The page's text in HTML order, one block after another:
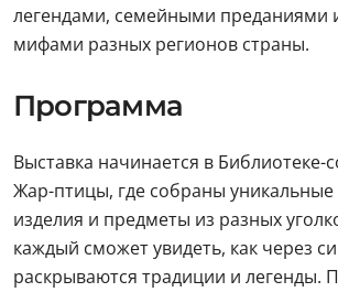
легендами, семейными
мифами разных регионов страны.
Программа
Выставка начинается в
Жар-птицы, где собраны
изделия и предметы из разных
каждый сможет увидеть, как через
раскрываются традиции и легенды.